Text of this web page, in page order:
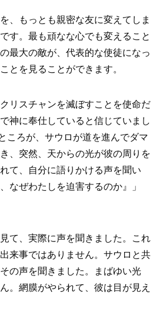
、もっとも親密な友に変えてしま
す。最も頑なな心でも変えること
最大の敵が、代表的な使徒になっ
とを見ることができます。
リスチャンを滅ぼすことを使命だ
神に奉仕していると信じていまし
ころが、サウロが道を進んでダマ
、突然、天からの光が彼の周りを
て、自分に語りかける声を聞い
なぜわたしを迫害するのか』」
て、実際に声を聞きました。これ
来事ではありません。サウロと共
の声を聞きました。まばゆい光
。網膜がやられて、彼は目が見え